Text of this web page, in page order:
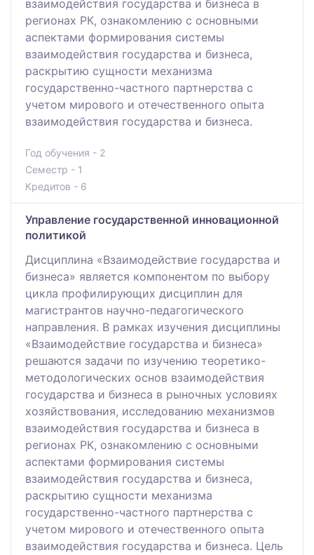
взаимодействия государства и бизнеса в
регионах РК, ознакомлению с основными
аспектами формирования системы
взаимодействия государства и бизнеса,
раскрытию сущности механизма
государственно-частного партнерства с
учетом мирового и отечественного опыта
взаимодействия государства и бизнеса.
Год обучения - 2
Семестр - 1
Кредитов - 6
Управление государственной инновационной
политикой
Дисциплина «Взаимодействие государства и
бизнеса» является компонентом по выбору
цикла профилирующих дисциплин для
магистрантов научно-педагогического
направления. В рамках изучения дисциплины
«Взаимодействие государства и бизнеса»
решаются задачи по изучению теоретико-
методологических основ взаимодействия
государства и бизнеса в рыночных условиях
хозяйствования, исследованию механизмов
взаимодействия государства и бизнеса в
регионах РК, ознакомлению с основными
аспектами формирования системы
взаимодействия государства и бизнеса,
раскрытию сущности механизма
государственно-частного партнерства с
учетом мирового и отечественного опыта
взаимодействия государства и бизнеса. Цель